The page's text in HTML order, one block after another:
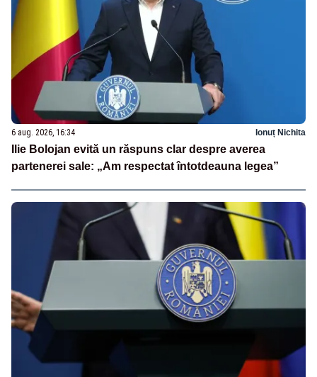
6 aug. 2026, 16:34 Ionuț Nichita
Ilie Bolojan evită un răspuns clar despre averea
partenerei sale: „Am respectat întotdeauna legea”